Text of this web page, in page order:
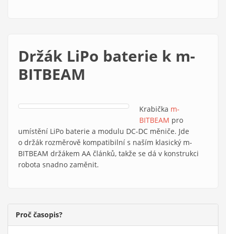
Držák LiPo baterie k m-
BITBEAM
Krabička m-
BITBEAM pro
umístění LiPo baterie a modulu DC-DC měniče. Jde
o držák rozměrově kompatibilní s naším klasický m-
BITBEAM držákem AA článků, takže se dá v konstrukci
robota snadno zaměnit.
Proč časopis?